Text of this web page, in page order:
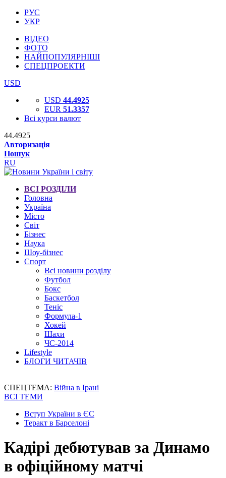
РУС
УКР
ВІДЕО
ФОТО
НАЙПОПУЛЯРНІШІ
СПЕЦПРОЕКТИ
USD
USD 44.4925
EUR 51.3357
Всі курси валют
44.4925
Авторизація
Пошук
RU
ВСІ РОЗДІЛИ
Головна
Україна
Місто
Світ
Бізнес
Наука
Шоу-бізнес
Спорт
Всі новини розділу
Футбол
Бокс
Баскетбол
Теніс
Формула-1
Хокей
Шахи
ЧС-2014
Lifestyle
БЛОГИ ЧИТАЧІВ
СПЕЦТЕМА: Війна в Ірані
ВСІ ТЕМИ
Вступ України в ЄС
Теракт в Барселоні
Кадірі дебютував за Динамо
в офіційному матчі